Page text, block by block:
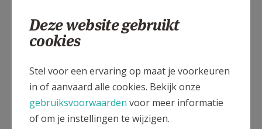
Deze website gebruikt
cookies
Stel voor een ervaring op maat je voorkeuren
in of aanvaard alle cookies. Bekijk onze
gebruiksvoorwaarden voor meer informatie
of om je instellingen te wijzigen.